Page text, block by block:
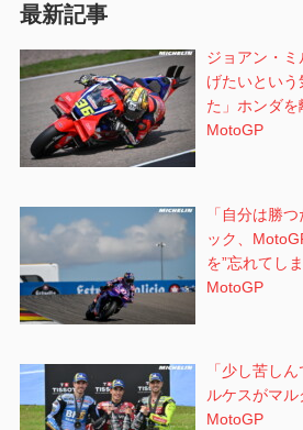
ン
最新記事
ジョアン・
げたいという
た」ホンダを
MotoGP
「自分は勝
ック、
を”忘れてし
MotoGP
「少し苦し
ルケスがマ
MotoGP